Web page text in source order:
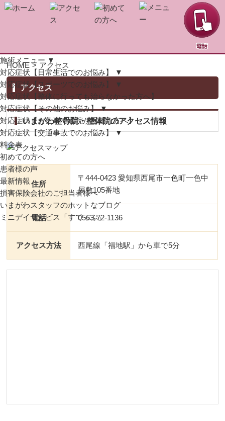
施術メニュー ▼
対応症状【日常生活でのお悩み】
▼
対応症状【スポーツでのお悩み】
▼
対応症状【整体に行っても治らなかった方へ】
対応症状【その他のお悩み】 ▼
対応症状【お仕事で通院が困難な方へ】
対応症状【交通事故でのお悩み】 ▼
料金表
初めての方へ
患者様の声
最新情報
損害保険会社のご担当者様へ
いまがわスタッフのホットなブログ
ミニデイサービス「すてっぷ」
HOME > アクセス
アクセス
いまがわ整骨院・整体院のアクセス情報
住所
〒444-0423 愛知県西尾市一色町一色中
屋敷105番地
電話 0563-72-1136
アクセス方法 西尾線「福地駅」から車で5分